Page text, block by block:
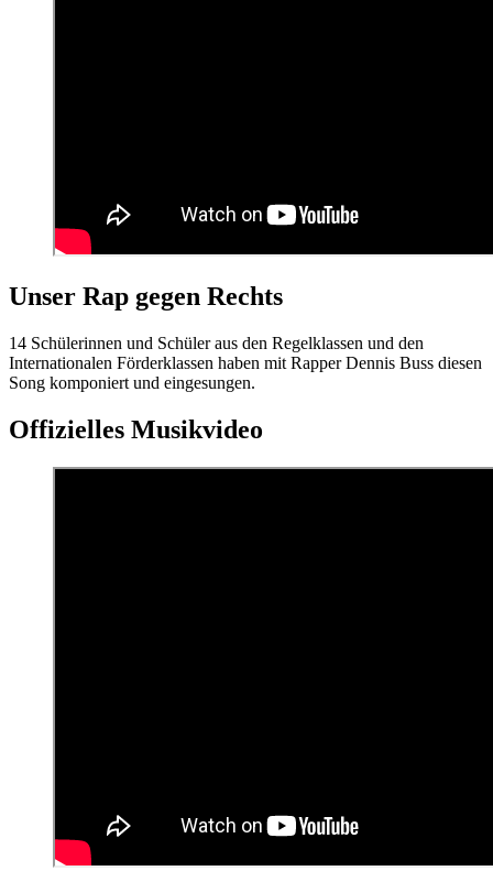
Unser Rap gegen Rechts
14 Schülerinnen und Schüler aus den Regelklassen und den
Internationalen Förderklassen haben mit Rapper Dennis Buss diesen
Song komponiert und eingesungen.
Offizielles Musikvideo